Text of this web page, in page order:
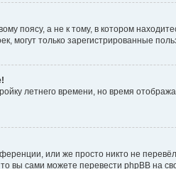
поясу, а не к тому, в котором
могут только зарегистрированные
летнего времени, но время
или же просто никто не
то вы сами можете перевести phpBB